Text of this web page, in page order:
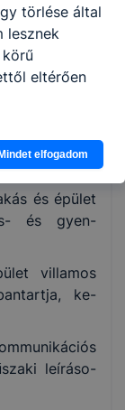
tér- és
probléma-
és épület
és gyen-
villamos
ke-
leíráso-
törlése által
lesznek
eltérően
Mindet elfogadom